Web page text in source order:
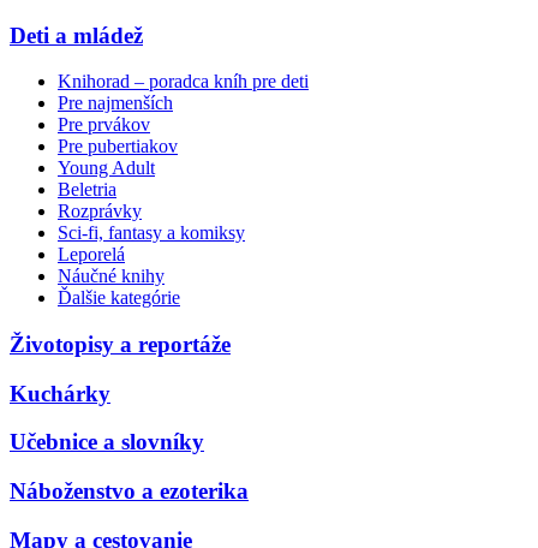
Deti a mládež
Knihorad – poradca kníh pre deti
Pre najmenších
Pre prvákov
Pre pubertiakov
Young Adult
Beletria
Rozprávky
Sci-fi, fantasy a komiksy
Leporelá
Náučné knihy
Ďalšie kategórie
Životopisy a reportáže
Kuchárky
Učebnice a slovníky
Náboženstvo a ezoterika
Mapy a cestovanie